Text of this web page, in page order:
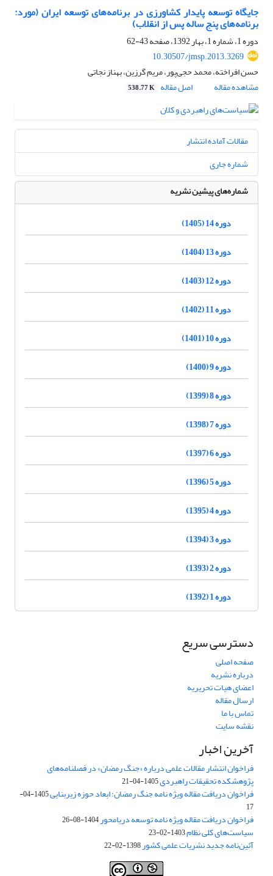
جایگاه توسعه پایدار کشاورزی در برنامه‌های توسعه ایران (مورد:
برنامه‌های پنج ساله پس از انقلاب)
دوره 1، شماره 1، بهار 1392، صفحه
43-62
10.30507/jmsp.2013.3269
حسن افراخته، محمد حجی‌پور، مریم گرزین، بهناز نجاتی
مشاهده مقاله
اصل مقاله 538.77 K
مقالات آماده انتشار
شماره جاری
شماره‌های پیشین نشریه
دوره 14 (1405)
دوره 13 (1404)
دوره 12 (1403)
دوره 11 (1402)
دوره 10 (1401)
دوره 9 (1400)
دوره 8 (1399)
دوره 7 (1398)
دوره 6 (1397)
دوره 5 (1396)
دوره 4 (1395)
دوره 3 (1394)
دوره 2 (1393)
دوره 1 (1392)
دسترسی سریع
صفحه اصلی
درباره نشریه
اعضای هیات تحریریه
ارسال مقاله
تماس با ما
نقشه سایت
آخرین اخبار
فراخوان انتشار مقالات علمی درباره «جنگ رمضان» در فصلنامه‌های
پژوهشکده تحقیقات راهبردی1405-04-21
فراخوان دریافت مقاله ویژه نامه جنگ رمضان؛ ابعاد حوزه زیربنایی
1405-04-
17
فراخوان دریافت مقاله ویژه نامه توسعه دریامحور1404-08-26
سیاست‌های کلی نظام1403-02-23
آئین‌نامه جدید نشریات علمی کشور1398-02-22